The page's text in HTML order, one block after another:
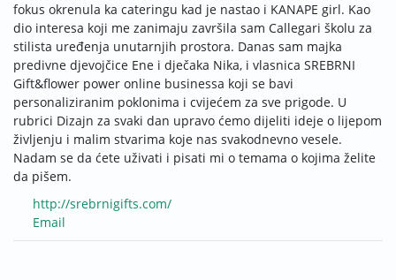
fokus okrenula ka cateringu kad je nastao i KANAPE girl. Kao
dio interesa koji me zanimaju završila sam Callegari školu za
stilista uređenja unutarnjih prostora. Danas sam majka
predivne djevojčice Ene i dječaka Nika, i vlasnica SREBRNI
Gift&flower power online businessa koji se bavi
personaliziranim poklonima i cvijećem za sve prigode. U
rubrici Dizajn za svaki dan upravo ćemo dijeliti ideje o lijepom
življenju i malim stvarima koje nas svakodnevno vesele.
Nadam se da ćete uživati i pisati mi o temama o kojima želite
da pišem.
http://srebrnigifts.com/
Email